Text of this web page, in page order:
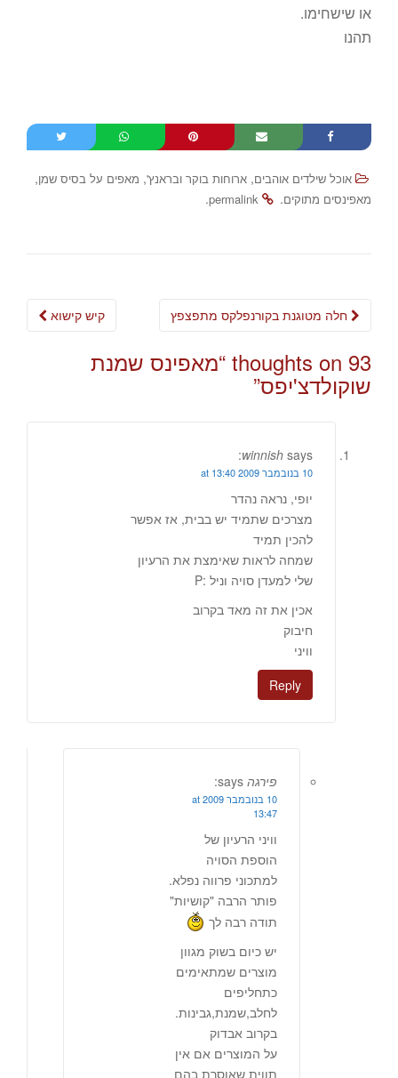
או שישחימו.
תהנו
אוכל שילדים אוהבים, ארוחות בוקר ובראנץ', מאפים על בסיס שמן,
מאפינסים מתוקים.
permalink
.
Post
קיש קישוא
93 thoughts on “ מאפינס שמנת
שוקולדצ'יפס”
winnish says:
10 בנובמבר 2009 at 13:40
יופי, נראה נהדר
מצרכים שתמיד יש בבית, אז אפשר
להכין תמיד
שמחה לראות שאימצת את הרעיון
שלי למעדן סויה וניל :P
אכין את זה מאד בקרוב
חיבוק
וויני
Reply
פירגה says:
10 בנובמבר 2009 at
13:47
וויני הרעיון של
הוספת הסויה
למתכוני פרווה נפלא.
פותר הרבה "קושיות"
תודה רבה לך
יש כיום בשוק מגוון
מוצרים שמתאימים
כתחליפים
לחלב,שמנת,גבינות.
בקרוב אבדוק
על המוצרים אם אין
תווית שאוסרת בהם